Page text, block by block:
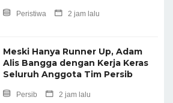
Peristiwa 2 jam lalu
Meski Hanya Runner Up, Adam
Alis Bangga dengan Kerja Keras
Seluruh Anggota Tim Persib
Persib 2 jam lalu